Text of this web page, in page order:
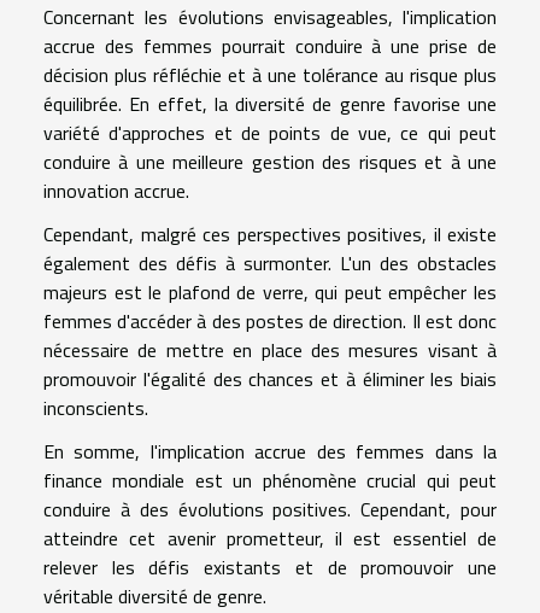
Concernant les évolutions envisageables, l'implication
accrue des femmes pourrait conduire à une prise de
décision plus réfléchie et à une tolérance au risque plus
équilibrée. En effet, la diversité de genre favorise une
variété d'approches et de points de vue, ce qui peut
conduire à une meilleure gestion des risques et à une
innovation accrue.
Cependant, malgré ces perspectives positives, il existe
également des défis à surmonter. L'un des obstacles
majeurs est le plafond de verre, qui peut empêcher les
femmes d'accéder à des postes de direction. Il est donc
nécessaire de mettre en place des mesures visant à
promouvoir l'égalité des chances et à éliminer les biais
inconscients.
En somme, l'implication accrue des femmes dans la
finance mondiale est un phénomène crucial qui peut
conduire à des évolutions positives. Cependant, pour
atteindre cet avenir prometteur, il est essentiel de
relever les défis existants et de promouvoir une
véritable diversité de genre.